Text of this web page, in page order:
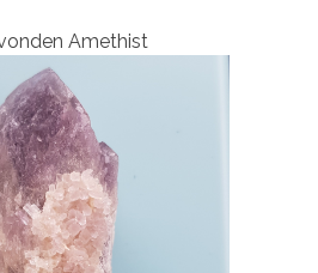
Amethist